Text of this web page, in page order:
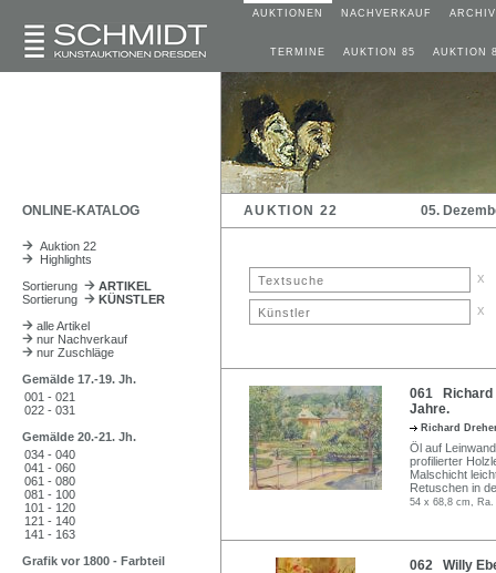
AUKTIONEN NACHVERKAUF ARCHIV
TERMINE AUKTION 85 AUKTION
ONLINE-KATALOG AUKTION 22 05.
Auktion 22
Highlights
Sortierung
ARTIKEL
Sortierung
KÜNSTLER
alle Artikel
nur Nachverkauf
nur Zuschläge
Gemälde 17.-19. Jh.
001 - 021
022 - 031
Gemälde 20.-21. Jh.
034 - 040
041 - 060
061 - 080
081 - 100
101 - 120
121 - 140
141 - 163
Grafik vor 1800 - Farbteil
x
x
061 Richard
Jahre.
Richard
Öl auf
profilierter
Malschicht
Retuschen in
54 x 68,8 cm,
062 Willy